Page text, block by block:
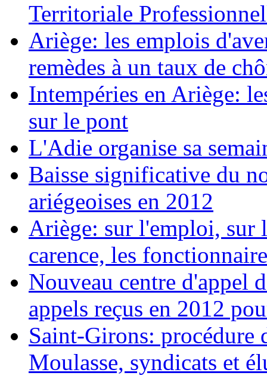
Territoriale
Ariège: les emplois
remèdes à un taux de
Intempéries en Ariège:
sur le pont
L'Adie organise sa
Baisse significative du
ariégeoises en 2012
Ariège: sur l'emploi, sur
carence, les
Nouveau centre d'appel
appels reçus en 2012
Saint-Girons: procédure
Moulasse, syndicats et